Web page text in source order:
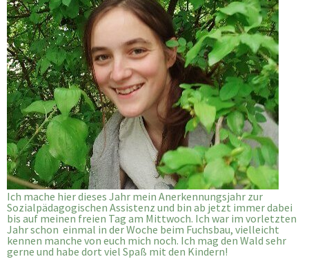
Ich mache hier dieses Jahr mein Anerkennungsjahr zur
Sozialpädagogischen Assistenz und bin ab jetzt immer dabei
bis auf meinen freien Tag am Mittwoch. Ich war im vorletzten
Jahr schon einmal in der Woche beim Fuchsbau, vielleicht
kennen manche von euch mich noch. Ich mag den Wald sehr
gerne und habe dort viel Spaß mit den Kindern!